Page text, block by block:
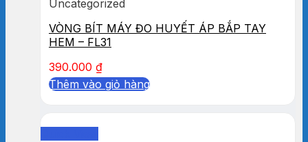
Uncategorized
VÒNG BÍT MÁY ĐO HUYẾT ÁP BẮP TAY
HEM – FL31
390.000 ₫
Thêm vào giỏ hàng